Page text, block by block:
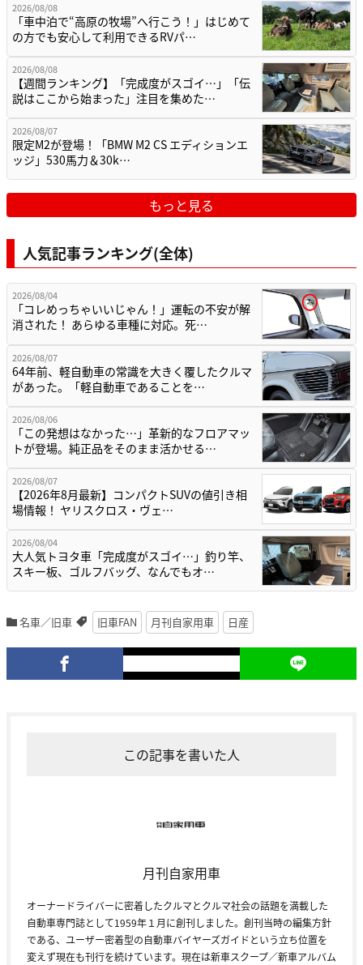
2026/08/08
「車中泊で“高原の牧場”へ行こう！」はじめて
の方でも安心して利用できるRVパ…
2026/08/08
【週間ランキング】「完成度がスゴイ…」「伝
説はここから始まった」注目を集めた…
2026/08/07
限定M2が登場！「BMW M2 CS エディションエ
ッジ」530馬力＆30k…
もっと見る
人気記事ランキング(全体)
2026/08/04
「コレめっちゃいいじゃん！」運転の不安が解
消された！ あらゆる車種に対応。死…
2026/08/07
64年前、軽自動車の常識を大きく覆したクルマ
があった。「軽自動車であることを…
2026/08/06
「この発想はなかった…」革新的なフロアマッ
トが登場。純正品をそのまま活かせる…
2026/08/07
【2026年8月最新】コンパクトSUVの値引き相
場情報！ ヤリスクロス・ヴェ…
2026/08/04
大人気トヨタ車「完成度がスゴイ…」釣り竿、
スキー板、ゴルフバッグ、なんでもオ…
名車／旧車 旧車FAN 月刊自家用車 日産
この記事を書いた人
月刊自家用車
オーナードライバーに密着したクルマとクルマ社会の話題を満載した
自動車専門誌として1959年１月に創刊しました。創刊当時の編集方針
である、ユーザー密着型の自動車バイヤーズガイドという立ち位置を
変えず現在も刊行を続けています。現在は新車スクープ／新車アルバム